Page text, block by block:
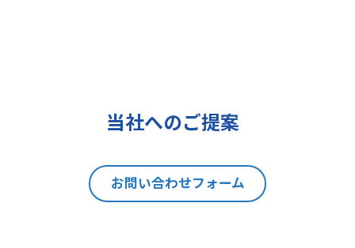
ご提出頂く個人情報について、貴方
正、追加又は削除、利用の停止、消
去及び第三者への提供の停止（以下
「開示等」といいます。）を請求す
当社へのご提案
お問い合わせフォーム